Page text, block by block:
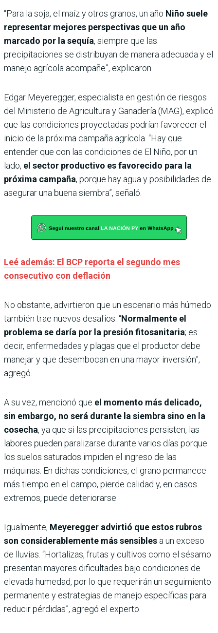
“Para la soja, el maíz y otros granos, un año Niño suele
representar mejores perspectivas que un año
marcado por la sequía, siempre que las
precipitaciones se distribuyan de manera adecuada y el
manejo agrícola acompañe”, explicaron.
Edgar Meyeregger, especialista en gestión de riesgos
del Ministerio de Agricultura y Ganadería (MAG), explicó
que las condiciones proyectadas podrían favorecer el
inicio de la próxima campaña agrícola. “Hay que
entender que con las condiciones de El Niño, por un
lado, el sector productivo es favorecido para la
próxima campaña, porque hay agua y posibilidades de
asegurar una buena siembra”, señaló.
Leé además: El BCP reporta el segundo mes
consecutivo con deflación
No obstante, advirtieron que un escenario más húmedo
también trae nuevos desafíos. “Normalmente el
problema se daría por la presión fitosanitaria; es
decir, enfermedades y plagas que el productor debe
manejar y que desembocan en una mayor inversión”,
agregó.
A su vez, mencionó que el momento más delicado,
sin embargo, no será durante la siembra sino en la
cosecha, ya que si las precipitaciones persisten, las
labores pueden paralizarse durante varios días porque
los suelos saturados impiden el ingreso de las
máquinas. En dichas condiciones, el grano permanece
más tiempo en el campo, pierde calidad y, en casos
extremos, puede deteriorarse.
Igualmente, Meyeregger advirtió que estos rubros
son considerablemente más sensibles a un exceso
de lluvias. “Hortalizas, frutas y cultivos como el sésamo
presentan mayores dificultades bajo condiciones de
elevada humedad, por lo que requerirán un seguimiento
permanente y estrategias de manejo específicas para
reducir pérdidas”, agregó el experto.